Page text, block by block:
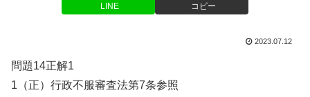
LINE コピー
2023.07.12
問題14正解1
1（正）行政不服審査法第7条参照